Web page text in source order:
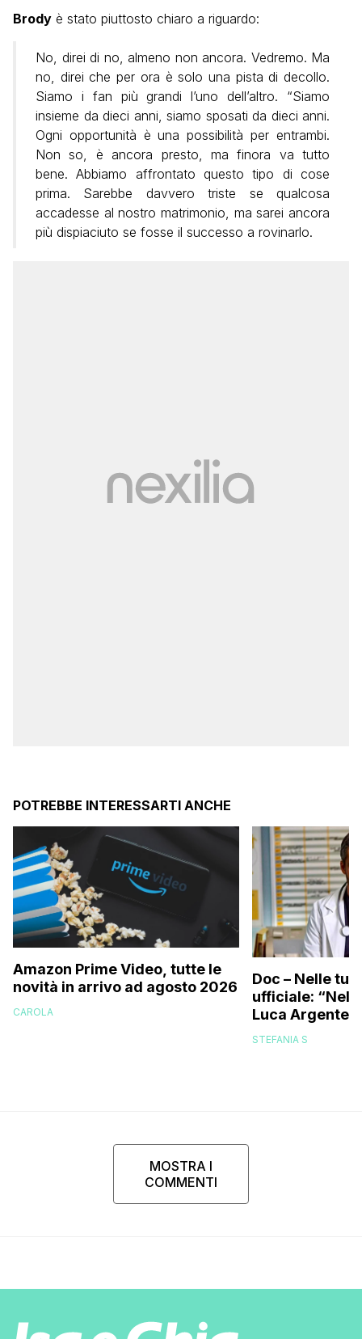
Brody è stato piuttosto chiaro a riguardo:
No, direi di no, almeno non ancora. Vedremo. Ma
no, direi che per ora è solo una pista di decollo.
Siamo i fan più grandi l’uno dell’altro. “Siamo
insieme da dieci anni, siamo sposati da dieci anni.
Ogni opportunità è una possibilità per entrambi.
Non so, è ancora presto, ma finora va tutto
bene. Abbiamo affrontato questo tipo di cose
prima. Sarebbe davvero triste se qualcosa
accadesse al nostro matrimonio, ma sarei ancora
più dispiaciuto se fosse il successo a rovinarlo.
POTREBBE INTERESSARTI ANCHE
Amazon Prime Video, tutte le
novità in arrivo ad agosto 2026
CAROLA
Doc – Nelle
ufficiale:
Luca
STEFANIA S
MOSTRA I
COMMENTI